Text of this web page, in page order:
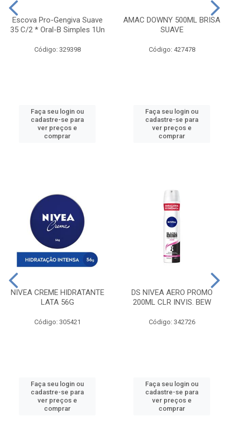
Escova Pro-Gengiva Suave
35 C/2 * Oral-B Simples 1Un
Código: 329398
Faça seu login ou
cadastre-se para
ver preços e
comprar
AMAC DOWNY 500ML BRISA
SUAVE
Código: 427478
Faça seu login ou
cadastre-se para
ver preços e
comprar
NIVEA CREME HIDRATANTE
LATA 56G
Código: 305421
Faça seu login ou
cadastre-se para
ver preços e
comprar
DS NIVEA AERO PROMO
200ML CLR INVIS. BEW
Código: 342726
Faça seu login ou
cadastre-se para
ver preços e
comprar